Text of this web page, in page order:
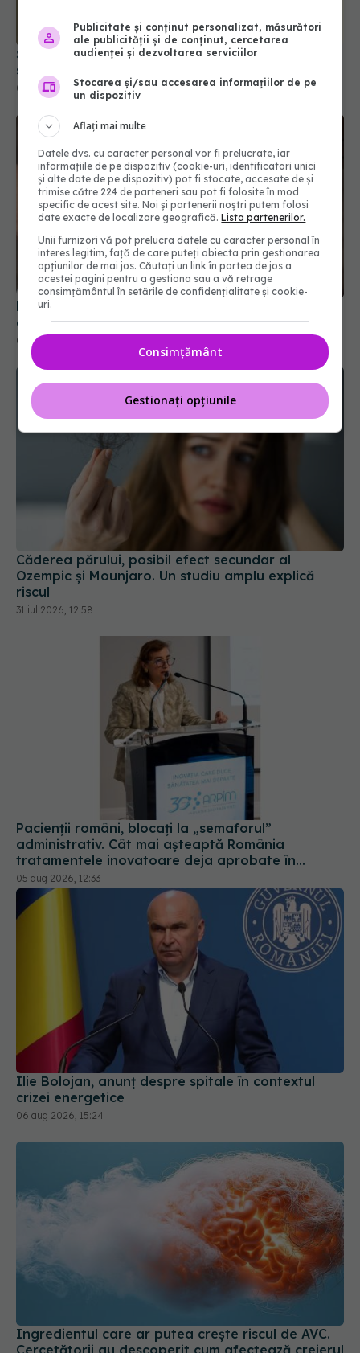
sănătate, timpul se măsoară în șanse la viață
04 aug 2026, 10:10
Medicii de la Fundeni demontează unul dintre
cele mai răspândite mituri despre diabet
06 aug 2026, 11:52
Căderea părului, posibil efect secundar al
Ozempic și Mounjaro. Un studiu amplu explică
riscul
31 iul 2026, 12:58
Pacienții români, blocați la „semaforul”
administrativ. Cât mai așteaptă România
tratamentele inovatoare deja aprobate în
Europa
05 aug 2026, 12:33
Ilie Bolojan, anunț despre spitale în contextul
crizei energetice
06 aug 2026, 15:24
Ingredientul care ar putea crește riscul de AVC.
05 aug 2026, 09:29
Publicitate și conținut personalizat, măsurători
ale publicității și de conținut, cercetarea
audienței și dezvoltarea serviciilor
Stocarea și/sau accesarea informațiilor de pe
un dispozitiv
Aflați mai multe
Datele dvs. cu caracter personal vor fi prelucrate, iar
informațiile de pe dispozitiv (cookie-uri, identificatori unici
și alte date de pe dispozitiv) pot fi stocate, accesate de și
trimise către 224 de parteneri sau pot fi folosite în mod
specific de acest site. Noi și partenerii noștri putem folosi
date exacte de localizare geografică.Lista partenerilor.
Unii furnizori vă pot prelucra datele cu caracter personal în
interes legitim, față de care puteți obiecta prin gestionarea
opțiunilor de mai jos. Căutați un link în partea de jos a
acestei pagini pentru a gestiona sau a vă retrage
consimțământul în setările de confidențialitate și cookie-
uri.
Consimțământ
Gestionați opțiunile